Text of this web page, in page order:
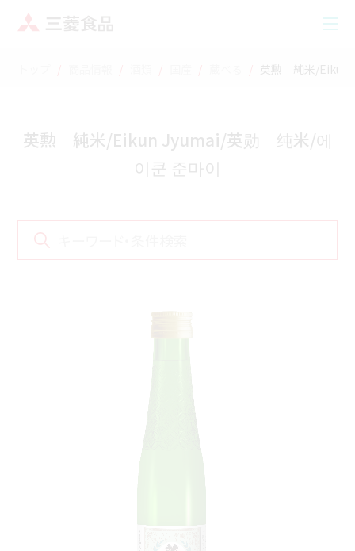
英勲 純米/Eikun
英勲 純米/Eikun Jyumai/英勋 纯米/에
이쿤 준마이